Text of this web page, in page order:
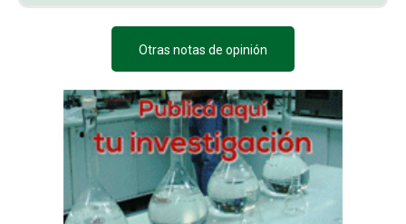
Otras notas de opinión